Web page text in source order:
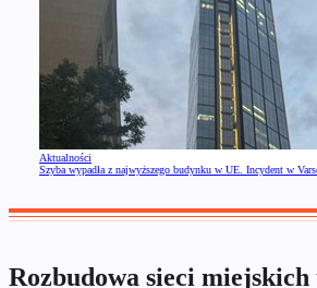
Aktualności
Szyba wypadła z najwyższego budynku w UE. Incydent w
Rozbudowa sieci miejskich